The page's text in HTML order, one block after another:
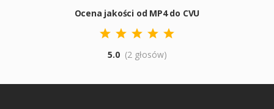
Ocena jakości od MP4 do CVU
5.0 (2 głosów)